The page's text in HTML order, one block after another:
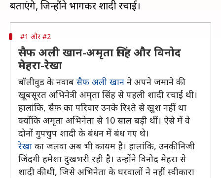
#1 और #2
सैफ अली खान-अमृता सिंह और विनोद
मेहरा-रेखा
बॉलीवुड के नवाब सैफ अली खान ने अपने जमाने की
खूबसूरत अभिनेत्री अमृता सिंह से पहली शादी रचाई थी।
हालांकि, सैफ का परिवार उनके रिश्ते से खुश नहीं था
क्योंकि अमृता अभिनेता से 10 साल बड़ी थीं। ऐसे में वे
दोनों गुपचुप शादी के बंधन में बंध गए थे।
रेखा का जलवा अब भी कायम है। हालांकि, उनकी निजी
जिंदगी हमेशा दुखभरी रही है। उन्होंने विनोद मेहरा से
शादी की थी, जिसे अभिनेता के घरवालों ने नहीं स्वीकारा